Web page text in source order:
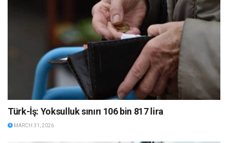
Türk-İş: Yoksulluk sınırı 106 bin 817 lira
MARCH 31, 2026